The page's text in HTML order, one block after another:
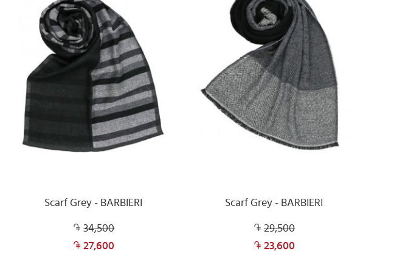
Scarf Grey - BARBIERI
34,500
27,600
Scarf Grey - BARBIERI
29,500
23,600